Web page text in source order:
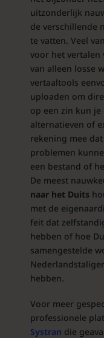
uitzonderlijk
de verschillende
te vatten. Veel
voor het vertalen
van alleen losse
vertaaltools
uploaden om
op een zin kun
alternatieven of
rekening mee
problemen
een bestand of
De meest
naar het Duits
met de
feit dat
hebben of hoe
samengestelde
hebben.
Voor meer
professionele
Systran die